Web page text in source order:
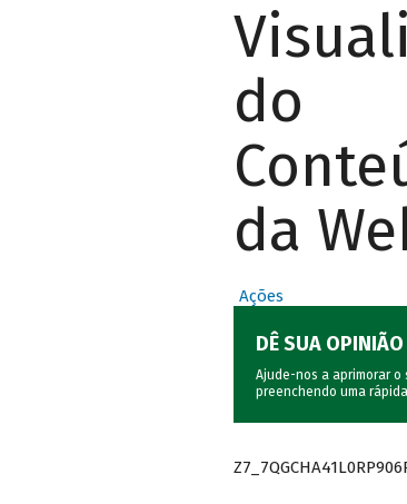
do
da
Ações
DÊ SUA OPINIÃO
Ajude-nos a aprimorar o
preenchendo uma rápida